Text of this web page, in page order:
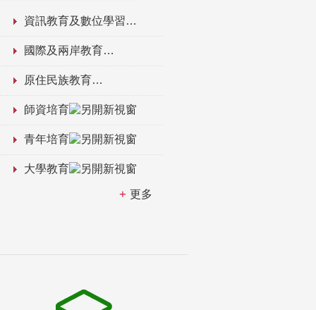
資訊教育及數位學習
國際及兩岸教育
原住民族教育
師資培育
青年培育
大學教育
更多